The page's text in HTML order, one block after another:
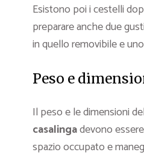
Esistono poi i cestelli
preparare anche due
in quello removibile e
Peso e
Il peso e le dimensioni
casalingadevono
spazio occupato e